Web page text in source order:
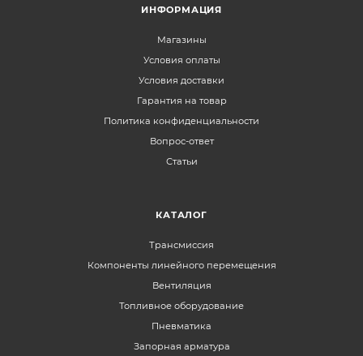
ИНФОРМАЦИЯ
Магазины
Условия оплаты
Условия доставки
Гарантия на товар
Политика конфиденциальности
Вопрос-ответ
Статьи
КАТАЛОГ
Трансмиссия
Компоненты линейного перемещения
Вентиляция
Топливное оборудование
Пневматика
Запорная арматура